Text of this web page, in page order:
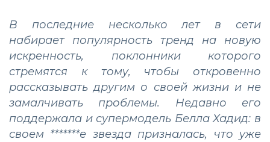
В последние несколько лет в сети
набирает популярность тренд на новую
искренность, поклонники которого
стремятся к тому, чтобы откровенно
рассказывать другим о своей жизни и не
замалчивать проблемы. Недавно его
поддержала и супермодель Белла Хадид: в
своем *******е звезда призналась, что уже